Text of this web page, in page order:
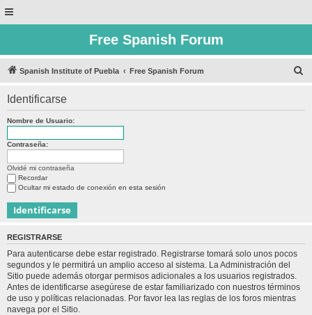
Free Spanish Forum
Spanish Institute of Puebla Free Spanish Forum
Identificarse
Nombre de Usuario:
Contraseña:
Olvidé mi contraseña
Recordar
Ocultar mi estado de conexión en esta sesión
REGISTRARSE
Para autenticarse debe estar registrado. Registrarse tomará solo unos pocos
segundos y le permitirá un amplio acceso al sistema. La Administración del
Sitio puede además otorgar permisos adicionales a los usuarios registrados.
Antes de identificarse asegúrese de estar familiarizado con nuestros términos
de uso y políticas relacionadas. Por favor lea las reglas de los foros mientras
navega por el Sitio.